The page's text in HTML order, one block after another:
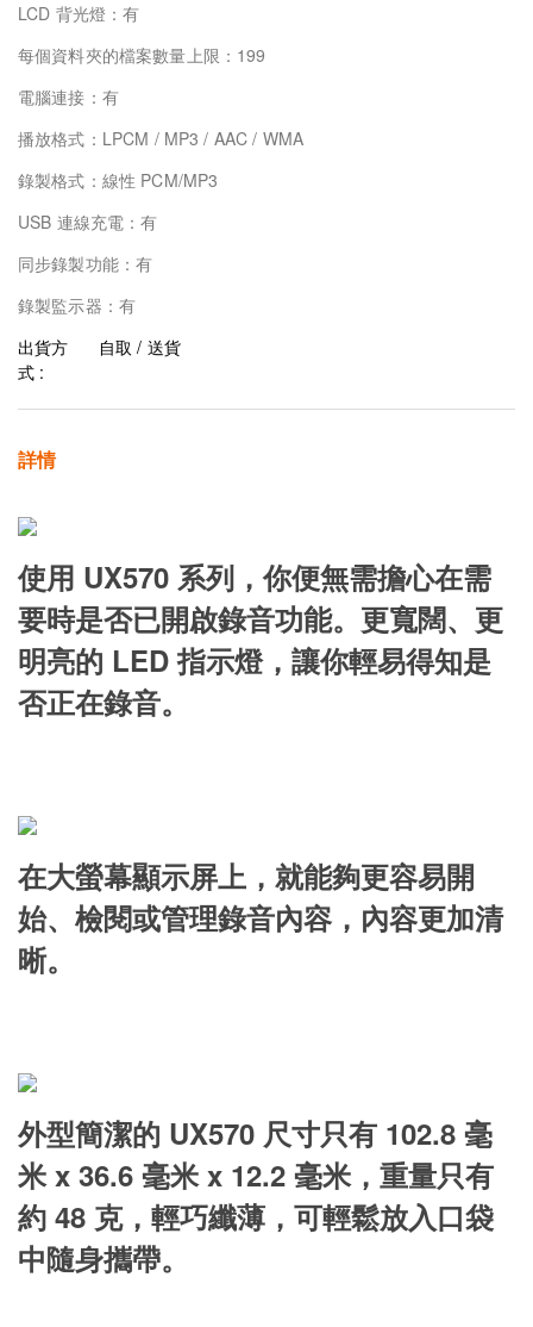
LCD 背光燈：有
每個資料夾的檔案數量上限：199
電腦連接：有
播放格式：LPCM / MP3 / AAC / WMA
錄製格式：線性 PCM/MP3
USB 連線充電：有
同步錄製功能：有
錄製監示器：有
出貨方
式 :
自取 / 送貨
詳情
使用 UX570 系列，你便無需擔心在需
要時是否已開啟錄音功能。更寬闊、更
明亮的 LED 指示燈，讓你輕易得知是
否正在錄音。
在大螢幕顯示屏上，就能夠更容易開
始、檢閱或管理錄音內容，內容更加清
晰。
外型簡潔的 UX570 尺寸只有 102.8 毫
米 x 36.6 毫米 x 12.2 毫米，重量只有
約 48 克，輕巧纖薄，可輕鬆放入口袋
中隨身攜帶。